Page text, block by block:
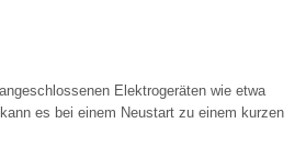
Elektrogeräten wie etwa
es bei einem Neustart zu einem kurzen